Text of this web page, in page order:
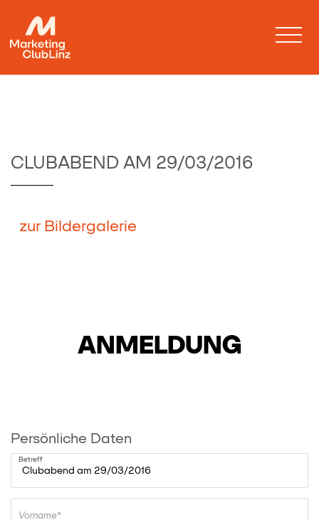
CLUBABEND AM 29/03/2016
zur Bildergalerie
ANMELDUNG
Persönliche Daten
Betreff
Vorname*